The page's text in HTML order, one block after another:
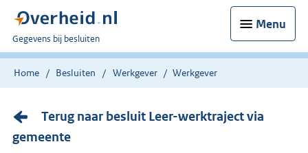
Menu
U
bent
nu
Gegevens bij besluiten
Home Besluiten Werkgever Werkgever
Terug naar besluit Leer-werktraject via
gemeente